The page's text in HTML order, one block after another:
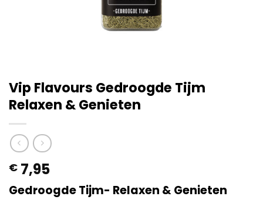
Vip Flavours Gedroogde Tijm
Relaxen & Genieten
€ 7,95
Gedroogde Tijm- Relaxen & Genieten